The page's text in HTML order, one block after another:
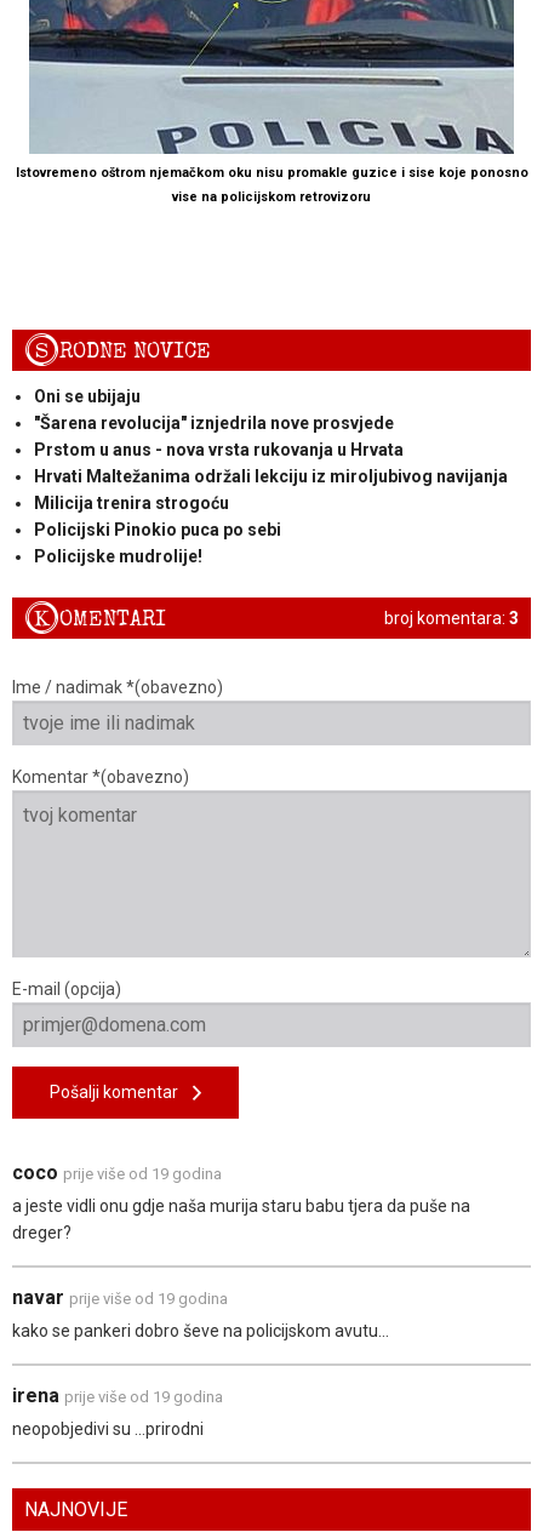
Istovremeno oštrom njemačkom oku nisu promakle guzice i sise koje ponosno
vise na policijskom retrovizoru
SRODNE NOVICE
Oni se ubijaju
"Šarena revolucija" iznjedrila nove prosvjede
Prstom u anus - nova vrsta rukovanja u Hrvata
Hrvati Maltežanima održali lekciju iz miroljubivog navijanja
Milicija trenira strogoću
Policijski Pinokio puca po sebi
Policijske mudrolije!
broj komentara: 3
KOMENTARI
Ime / nadimak *(obavezno)
Komentar *(obavezno)
E-mail (opcija)
Pošalji komentar
coco prije više od 19 godina
a jeste vidli onu gdje naša murija staru babu tjera da puše na
dreger?
navar prije više od 19 godina
kako se pankeri dobro ševe na policijskom avutu...
irena prije više od 19 godina
neopobjedivi su ...prirodni
NAJNOVIJE